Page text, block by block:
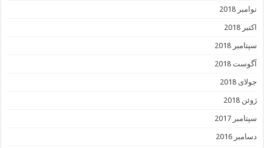
نوامبر 2018
اکتبر 2018
سپتامبر 2018
آگوست 2018
جولای 2018
ژوئن 2018
سپتامبر 2017
دسامبر 2016